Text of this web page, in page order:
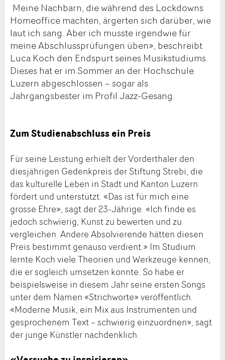
Meine Nachbarn, die während des Lockdowns
Homeoffice machten, ärgerten sich darüber, wie
laut ich sang. Aber ich musste irgendwie für
meine Abschlussprüfungen üben», beschreibt
Luca Koch den Endspurt seines Musikstudiums.
Dieses hat er im Sommer an der Hochschule
Luzern abgeschlossen – sogar als
Jahrgangsbester im Profil Jazz-Gesang.
Zum Studienabschluss ein Preis
Für seine Leistung erhielt der Vorderthaler den
diesjährigen Gedenkpreis der Stiftung Strebi, die
das kulturelle Leben in Stadt und Kanton Luzern
fördert und unterstützt. «Das ist für mich eine
grosse Ehre», sagt der 23-Jährige. «Ich finde es
jedoch schwierig, Kunst zu bewerten und zu
vergleichen. Andere Absolvierende hätten diesen
Preis bestimmt genauso verdient.» Im Studium
lernte Koch viele Theorien und Werkzeuge kennen,
die er sogleich umsetzen konnte. So habe er
beispielsweise in diesem Jahr seine ersten Songs
unter dem Namen «Strichworte» veröffentlich.
«Moderne Musik, ein Mix aus Instrumenten und
gesprochenem Text – schwierig einzuordnen», sagt
der junge Künstler nachdenklich.